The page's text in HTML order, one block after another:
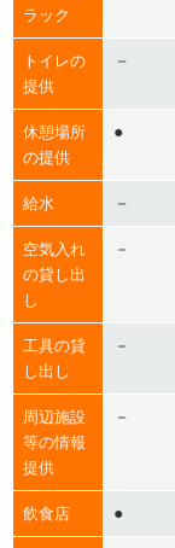
ラック
トイレの
提供
－
休憩場所
の提供
●
給水 －
空気入れ
の貸し出
し
－
工具の貸
し出し
－
周辺施設
等の情報
提供
－
飲食店 ●